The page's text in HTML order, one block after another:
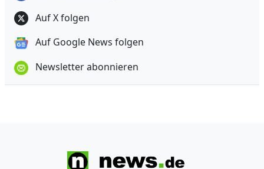
Auf X folgen
Auf Google News folgen
Newsletter abonnieren